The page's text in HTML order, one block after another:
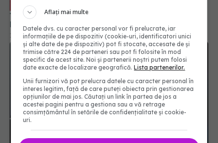
EXCLUSIV
familie și când depășește regulile - Dr. Gindrovel
Dumitra
18 oct 2025, 11:30
Aflați mai multe
Datele dvs. cu caracter personal vor fi prelucrate, iar
informațiile de pe dispozitiv (cookie-uri, identificatori unici
și alte date de pe dispozitiv) pot fi stocate, accesate de și
trimise către 224 de parteneri sau pot fi folosite în mod
specific de acest site. Noi și partenerii noștri putem folosi
date exacte de localizare geografică.Lista partenerilor.
Unii furnizori vă pot prelucra datele cu caracter personal în
interes legitim, față de care puteți obiecta prin gestionarea
opțiunilor de mai jos. Căutați un link în partea de jos a
acestei pagini pentru a gestiona sau a vă retrage
consimțământul în setările de confidențialitate și cookie-
uri.